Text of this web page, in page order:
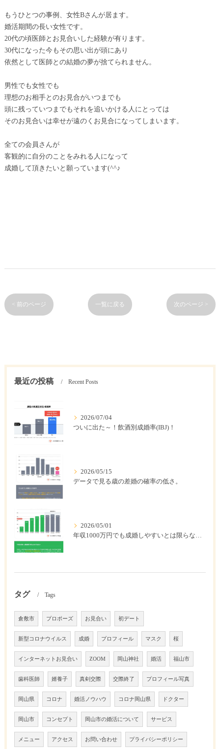
もうひとつの事例、女性Bさんが居ます。
婚活期間の長い女性です。
20代の頃医師とお見合いした経験が有ります。
30代になった今もその思い出が頭にあり
依然として医師との結婚の夢が捨てられません。
男性でも女性でも
理想のお相手とのお見合がいつまでも
頭に残っていつまでもそれを追いかける人にとっては
そのお見合いは幸せが遠のくお見合になってしまいます。
全ての会員さんが
客観的に自分のことをみれる人になって
成婚して頂きたいと願っています(^^♪
< 前のページ 一覧に戻る 次のページ >
最近の投稿 Recent Posts
2026/07/04
ついに出た～！飲酒別成婚率(IBJ)！
2026/05/15
データで見る歳の差婚の確率の低さ。
2026/05/01
年収1000万円でも成婚しやすいとは限らない? 「年収帯別の成婚率」のリアル
タグ Tags
倉敷市 プロポーズ お見合い 初デート
新型コロナウイルス 成婚 プロフィール マスク 桜
インターネットお見合い ZOOM 岡山神社 婚活 福山市
歯科医師 婿養子 真剣交際 交際終了 プロフィール写真
岡山県 コロナ 婚活ノウハウ コロナ岡山県 ドクター
岡山市 コンセプト 岡山市の婚活について サービス
メニュー アクセス お問い合わせ プライバシーポリシー